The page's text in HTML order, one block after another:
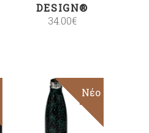
DESIGN®
34.00€
Sale
Νέο
ΠΡΟΣΘΉΚΗ
ΣΤΟ ΚΑΛΆΘΙ